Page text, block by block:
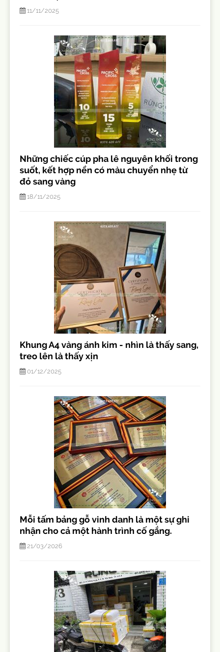
11/11/2025
Những chiếc cúp pha lê nguyên khối trong
suốt, kết hợp nền có màu chuyển nhẹ từ
đỏ sang vàng
18/11/2025
Khung A4 vàng ánh kim - nhìn là thấy sang,
treo lên là thấy xịn
01/12/2025
Mỗi tấm bảng gỗ vinh danh là một sự ghi
nhận cho cả một hành trình cố gắng.
21/03/2026